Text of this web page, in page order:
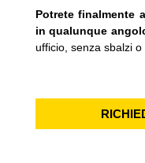
Potrete finalmente
in qualunque
ufficio, senza sbalzi o